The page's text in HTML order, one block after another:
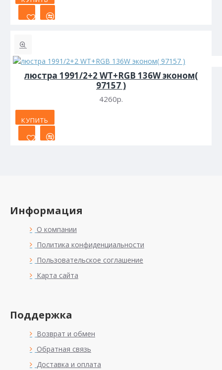
люстра 1991/2+2 WT+RGB 136W эконом(
97157 )
4260р.
КУПИТЬ
Информация
О компании
Политика конфиденциальности
Пользовательское соглашение
Карта сайта
Поддержка
Возврат и обмен
Обратная связь
Доставка и оплата